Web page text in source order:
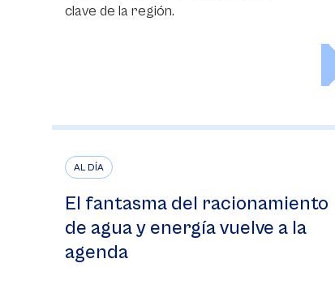
clave de la región.
AL DÍA
El fantasma del racionamiento
de agua y energía vuelve a la
agenda